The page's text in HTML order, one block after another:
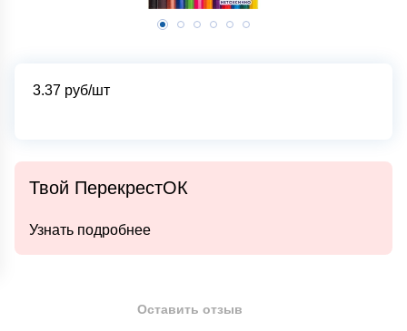
3.37 руб/шт
Твой ПерекрестОК
Узнать подробнее
Оставить отзыв